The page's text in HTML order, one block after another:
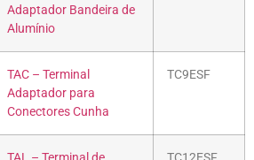
Adaptador Bandeira de
Alumínio
TAC – Terminal
Adaptador para
Conectores Cunha
TC9ESF